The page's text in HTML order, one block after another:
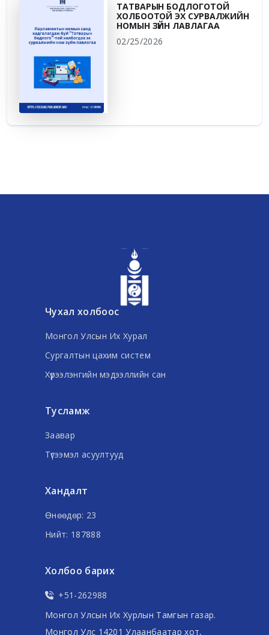
ТАТВАРЫН БОДЛОГОТОЙ
ХОЛБООТОЙ ЭХ СУРВАЛЖИЙН
НОМЫН ЗҮЙН ЛАВЛАГАА
02/25/2026
Чухал холбоос
Монгол Улсын Их Хурал
Сургалтын цахим систем
Хүрээлэнгийн мэдээллийн сан
Тусламж
Заавар
Түгээмэл асуултууд
Хандалт
Өнөөдөр: 23
Нийт: 187888
Холбоо барих
+51-262988
Монгол Улсын Их Хурлын Тамгын газар.
Монгол Улс 14201 Улаанбаатар хот,